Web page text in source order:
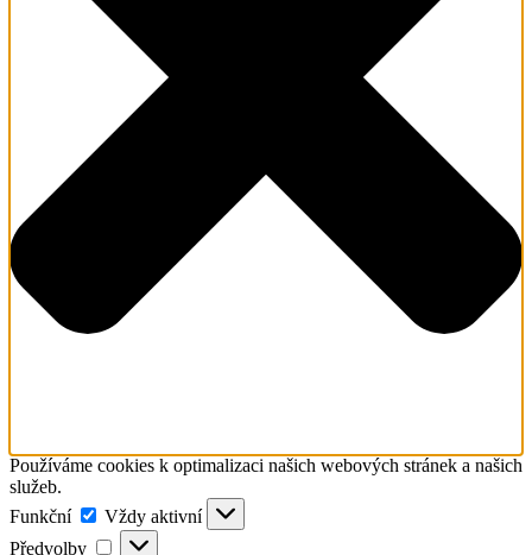
Používáme cookies k optimalizaci našich webových stránek a našich
služeb.
Funkční
Funkční
Vždy aktivní
Předvolby
Předvolby